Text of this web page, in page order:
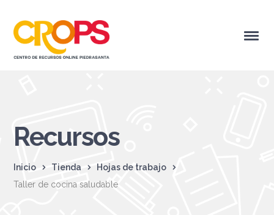
Recursos
Inicio Tienda
Hojas de trabajo
Taller de cocina saludable